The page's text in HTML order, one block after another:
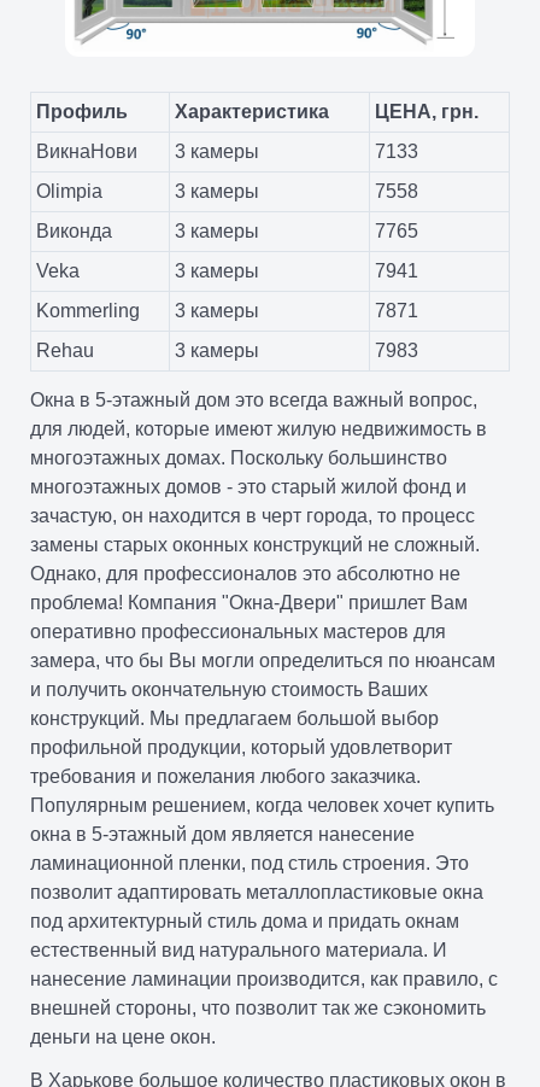
Профиль Характеристика
ЦЕНА, грн.
ВикнаНови
3 камеры
7133
Olimpia
3 камеры
7558
Виконда
3 камеры
7765
Veka
3 камеры
7941
Kommerling
3 камеры
7871
Rehau
3 камеры 7983
Окна в 5-этажный дом это всегда важный вопрос,
для людей, которые имеют жилую недвижимость в
многоэтажных домах. Поскольку большинство
многоэтажных домов - это старый жилой фонд и
зачастую, он находится в черт города, то процесс
замены старых оконных конструкций не сложный.
Однако, для профессионалов это абсолютно не
проблема! Компания "Окна-Двери" пришлет Вам
оперативно профессиональных мастеров для
замера, что бы Вы могли определиться по нюансам
и получить окончательную стоимость Ваших
конструкций. Мы предлагаем большой выбор
профильной продукции, который удовлетворит
требования и пожелания любого заказчика.
Популярным решением, когда человек хочет купить
окна в 5-этажный дом является нанесение
ламинационной пленки, под стиль строения. Это
позволит адаптировать металлопластиковые окна
под архитектурный стиль дома и придать окнам
естественный вид натурального материала. И
нанесение ламинации производится, как правило, с
внешней стороны, что позволит так же сэкономить
деньги на цене окон.
В Харькове большое количество пластиковых окон в